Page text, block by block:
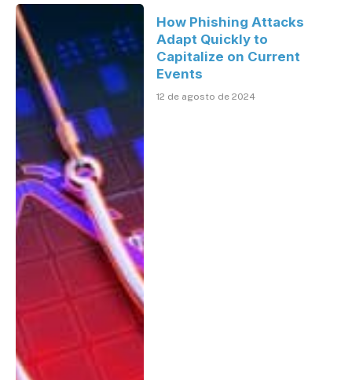
How Phishing Attacks
Adapt Quickly to
Capitalize on Current
Events
12 de agosto de 2024